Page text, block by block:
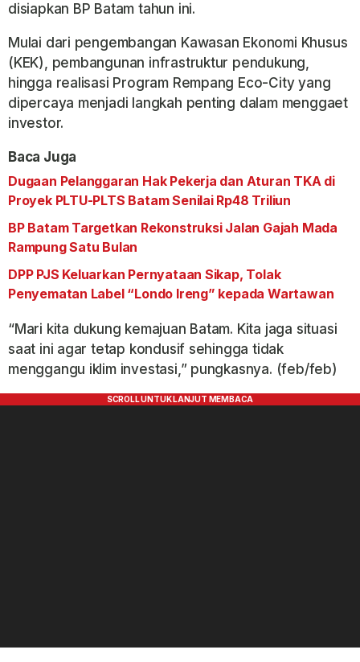
disiapkan BP Batam tahun ini.
Mulai dari pengembangan Kawasan Ekonomi Khusus
(KEK), pembangunan infrastruktur pendukung,
hingga realisasi Program Rempang Eco-City yang
dipercaya menjadi langkah penting dalam menggaet
investor.
Baca Juga
Dugaan Pelanggaran Hak Pekerja dan Aturan TKA di
Proyek PLTU-PLTS Batam Senilai Rp48 Triliun
BP Batam Targetkan Rekonstruksi Jalan Gajah Mada
Rampung Satu Bulan
DPP PJS Keluarkan Pernyataan Sikap, Tolak
Penyematan Label “Londo Ireng” kepada Wartawan
“Mari kita dukung kemajuan Batam. Kita jaga situasi
saat ini agar tetap kondusif sehingga tidak
menggangu iklim investasi,” pungkasnya. (feb/feb)